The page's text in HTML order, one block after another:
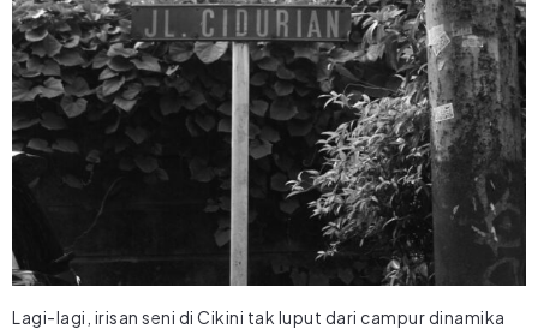
Lagi-lagi, irisan seni di Cikini tak luput dari campur dinamika